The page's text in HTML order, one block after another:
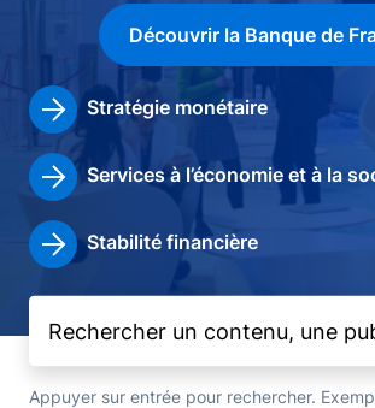
Découvrir la Banque de
Stratégie monétaire
Services à l’économie et à la
Stabilité financière
Appuyer sur entrée pour rechercher.